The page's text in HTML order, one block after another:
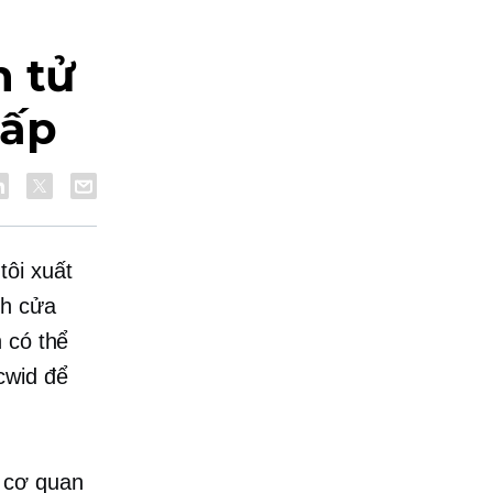
tử
xuất
cửa
có thể
để
quan